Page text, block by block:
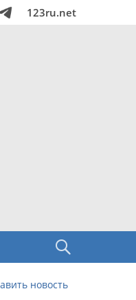
123ru.net
новость